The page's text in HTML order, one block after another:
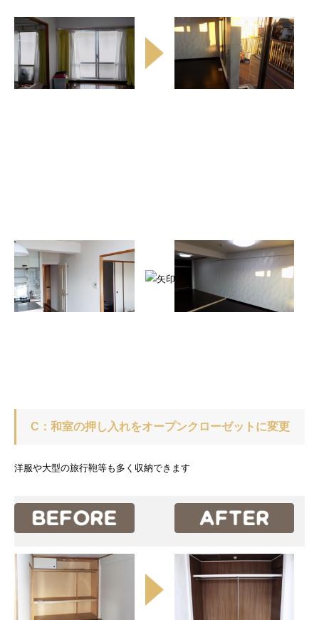
C：和室の押し入れをオープンクローゼットに変更
洋服や大型の旅行鞄等も多く収納できます